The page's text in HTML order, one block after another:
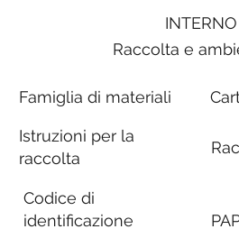
INTERNO
Raccolta e
Famiglia di materiali
Istruzioni per la
raccolta
Codice di
identificazione